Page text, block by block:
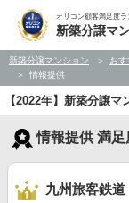
オリコン顧客満足度ラ
新築分譲マ
新築分譲マンション お
情報提供
【2022年】新築分譲
情報提供 満
九州旅客鉄道